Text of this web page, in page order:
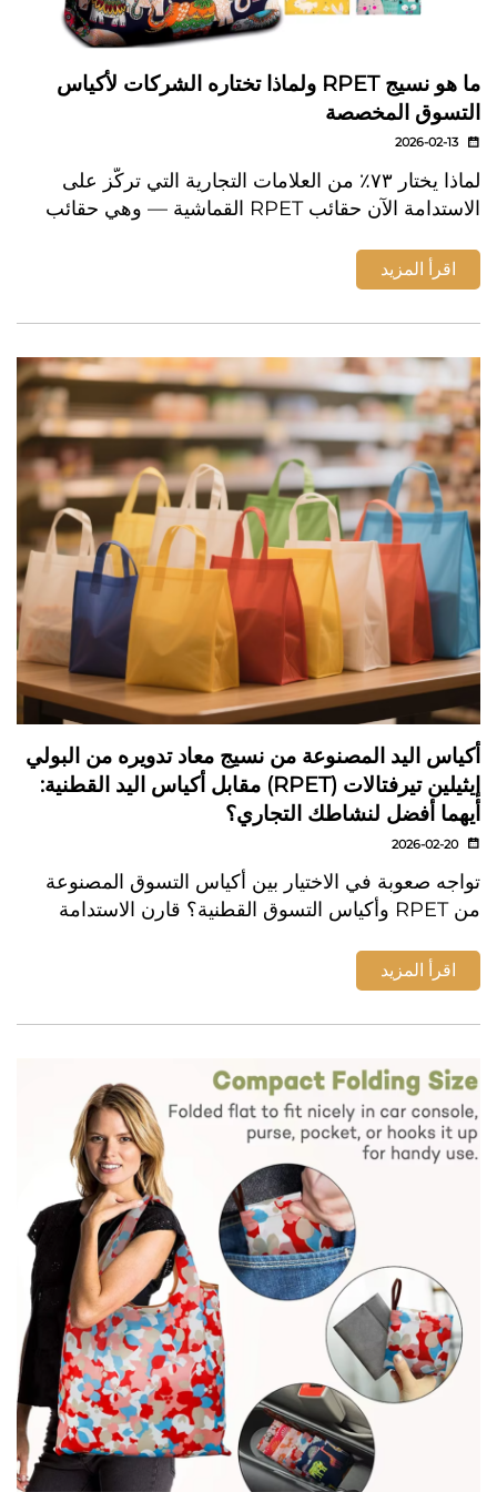
ما هو نسيج RPET ولماذا تختاره الشركات لأكياس
التسوق المخصصة
2026-02-13
لماذا يختار ٧٣٪ من العلامات التجارية التي تركّز على
الاستدامة الآن حقائب RPET القماشية — وهي حقائب
تدويرها. اكتشف العائد على الاستثمار (ROI) الناتج عن ا...
اقرأ المزيد
أكياس اليد المصنوعة من نسيج معاد تدويره من البولي
إيثيلين تيرفتالات (RPET) مقابل أكياس اليد القطنية:
أيهما أفضل لنشاطك التجاري؟
2026-02-20
تواجه صعوبة في الاختيار بين أكياس التسوق المصنوعة
من RPET وأكياس التسوق القطنية؟ قارن الاستدامة
— واتخذ القرار البيئي الصحيح لنشاطك التجاري.
اقرأ المزيد